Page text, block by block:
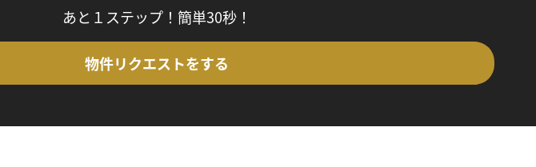
あと１ステップ！簡単30秒！
物件リクエストをする